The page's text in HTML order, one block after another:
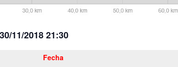
11/2018 21:30
Fecha